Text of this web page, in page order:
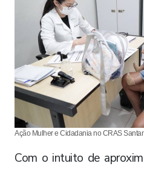
Ação Mulher e Cidadania no CRAS
Com o intuito de